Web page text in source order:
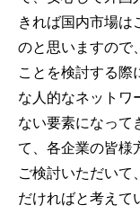
きれば国内市場は
のと思いますので
ことを検討する際
な人的なネットワ
ない要素になって
て、各企業の皆様
ご検討いただいて
だければと考えて